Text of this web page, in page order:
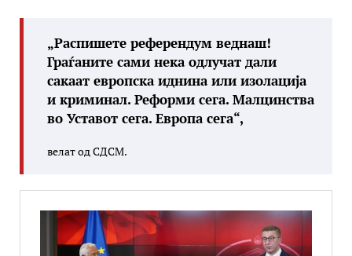
„Распишете референдум веднаш!
Граѓаните сами нека одлучат дали
сакаат европска иднина или изолација
и криминал. Реформи сега. Малцинства
во Уставот сега. Европа сега“,
велат од СДСМ.